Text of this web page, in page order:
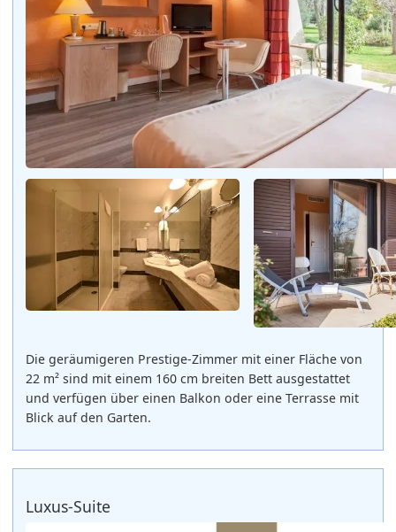
Die geräumigeren Prestige-Zimmer mit einer Fläche von
22 m² sind mit einem 160 cm breiten Bett ausgestattet
und verfügen über einen Balkon oder eine Terrasse mit
Blick auf den Garten.
Luxus-Suite